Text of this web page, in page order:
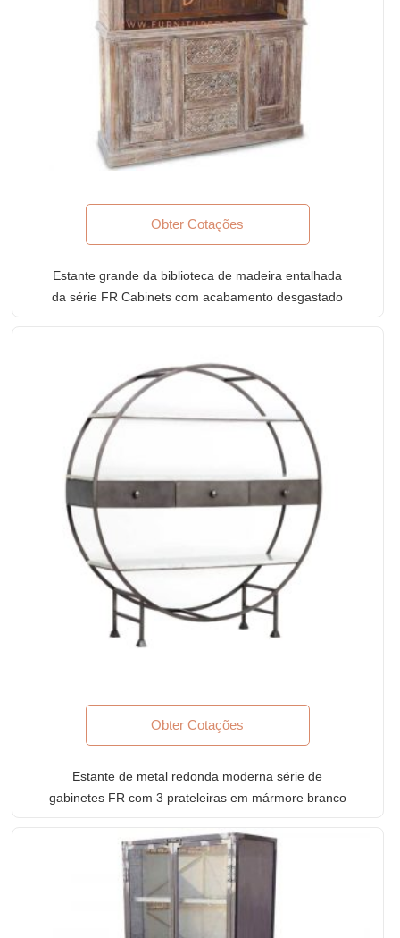
Obter Cotações
Estante grande da biblioteca de madeira entalhada
da série FR Cabinets com acabamento desgastado
Obter Cotações
Estante de metal redonda moderna série de
gabinetes FR com 3 prateleiras em mármore branco